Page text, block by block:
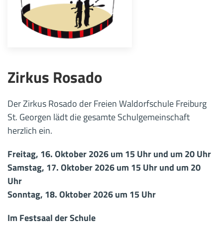
Zirkus Rosado
Der Zirkus Rosado der Freien Waldorfschule Freiburg
St. Georgen lädt die gesamte Schulgemeinschaft
herzlich ein.
Freitag, 16. Oktober 2026 um 15 Uhr und um 20 Uhr
Samstag, 17. Oktober 2026 um 15 Uhr und um 20
Uhr
Sonntag, 18. Oktober 2026 um 15 Uhr
Im Festsaal der Schule